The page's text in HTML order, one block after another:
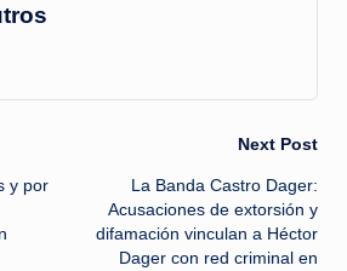
y por
Next Post
La Banda Castro Dager:
Acusaciones de extorsión y
difamación vinculan a Héctor
Dager con red criminal en